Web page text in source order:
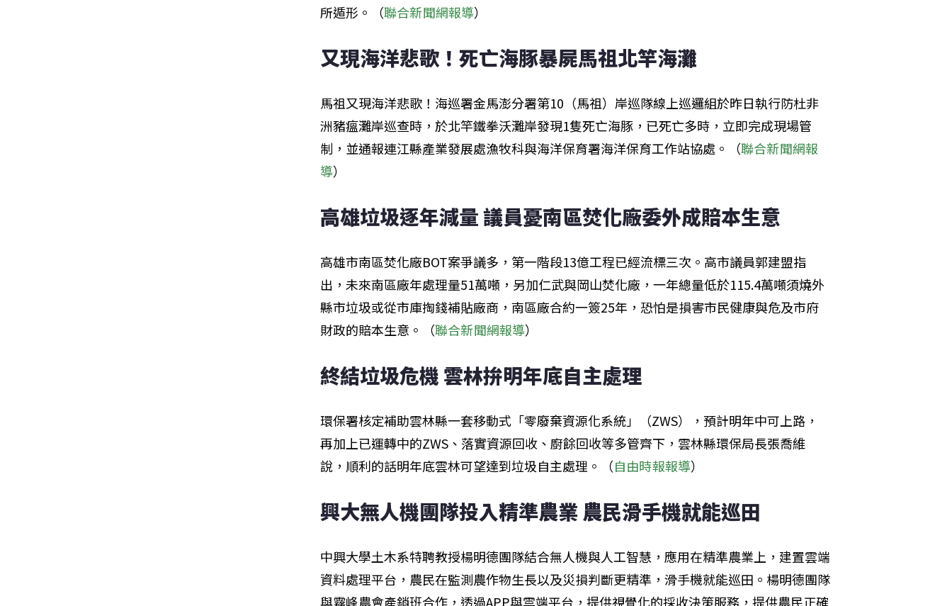
所遁形。（聯合新聞網報導）
又現海洋悲歌！死亡海豚暴屍馬祖北竿海灘
馬祖又現海洋悲歌！海巡署金馬澎分署第10（馬祖）岸巡隊線上巡邏組於昨日執行防杜非
洲豬瘟灘岸巡查時，於北竿鐵拳沃灘岸發現1隻死亡海豚，已死亡多時，立即完成現場管
制，並通報連江縣產業發展處漁牧科與海洋保育署海洋保育工作站協處。（聯合新聞網報
導）
高雄垃圾逐年減量 議員憂南區焚化廠委外成賠本生意
高雄市南區焚化廠BOT案爭議多，第一階段13億工程已經流標三次。高市議員郭建盟指
出，未來南區廠年處理量51萬噸，另加仁武與岡山焚化廠，一年總量低於115.4萬噸須燒外
縣市垃圾或從市庫掏錢補貼廠商，南區廠合約一簽25年，恐怕是損害市民健康與危及市府
財政的賠本生意。（聯合新聞網報導）
終結垃圾危機 雲林拚明年底自主處理
環保署核定補助雲林縣一套移動式「零廢棄資源化系統」（ZWS），預計明年中可上路，
再加上已運轉中的ZWS、落實資源回收、廚餘回收等多管齊下，雲林縣環保局長張喬維
說，順利的話明年底雲林可望達到垃圾自主處理。（自由時報報導）
興大無人機團隊投入精準農業 農民滑手機就能巡田
中興大學土木系特聘教授楊明德團隊結合無人機與人工智慧，應用在精準農業上，建置雲端
資料處理平台，農民在監測農作物生長以及災損判斷更精準，滑手機就能巡田。楊明德團隊
與霧峰農會產銷班合作，透過APP與雲端平台，提供視覺化的採收決策服務，提供農民正確